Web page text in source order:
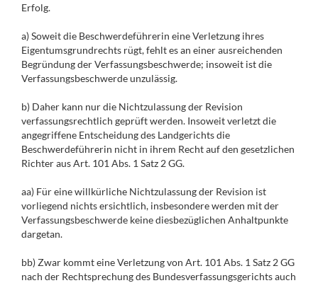
Erfolg.
a) Soweit die Beschwerdeführerin eine Verletzung ihres
Eigentumsgrundrechts rügt, fehlt es an einer ausreichenden
Begründung der Verfassungsbeschwerde; insoweit ist die
Verfassungsbeschwerde unzulässig.
b) Daher kann nur die Nichtzulassung der Revision
verfassungsrechtlich geprüft werden. Insoweit verletzt die
angegriffene Entscheidung des Landgerichts die
Beschwerdeführerin nicht in ihrem Recht auf den gesetzlichen
Richter aus Art. 101 Abs. 1 Satz 2 GG.
aa) Für eine willkürliche Nichtzulassung der Revision ist
vorliegend nichts ersichtlich, insbesondere werden mit der
Verfassungsbeschwerde keine diesbezüglichen Anhaltpunkte
dargetan.
bb) Zwar kommt eine Verletzung von Art. 101 Abs. 1 Satz 2 GG
nach der Rechtsprechung des Bundesverfassungsgerichts auch